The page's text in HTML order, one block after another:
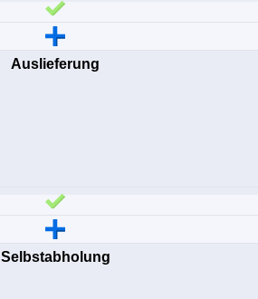
Auslieferung
Selbstabholung